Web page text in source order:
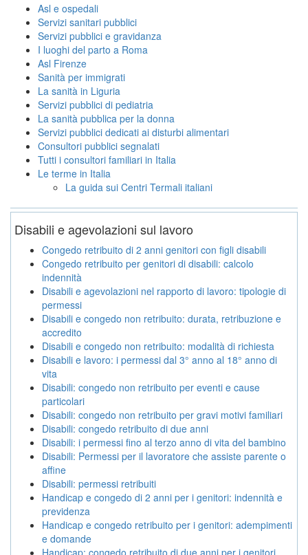
Asl e ospedali
Servizi sanitari pubblici
Servizi pubblici e gravidanza
I luoghi del parto a Roma
Asl Firenze
Sanità per immigrati
La sanità in Liguria
Servizi pubblici di pediatria
La sanità pubblica per la donna
Servizi pubblici dedicati ai disturbi alimentari
Consultori pubblici segnalati
Tutti i consultori familiari in Italia
Le terme in Italia
La guida sui Centri Termali italiani
Disabili e agevolazioni sul lavoro
Congedo retribuito di 2 anni genitori con figli disabili
Congedo retribuito per genitori di disabili: calcolo
indennità
Disabili e agevolazioni nel rapporto di lavoro: tipologie di
permessi
Disabili e congedo non retribuito: durata, retribuzione e
accredito
Disabili e congedo non retribuito: modalità di richiesta
Disabili e lavoro: i permessi dal 3° anno al 18° anno di
vita
Disabili: congedo non retribuito per eventi e cause
particolari
Disabili: congedo non retribuito per gravi motivi familiari
Disabili: congedo retribuito di due anni
Disabili: i permessi fino al terzo anno di vita del bambino
Disabili: Permessi per il lavoratore che assiste parente o
affine
Disabili: permessi retribuiti
Handicap e congedo di 2 anni per i genitori: indennità e
previdenza
Handicap e congedo retribuito per i genitori: adempimenti
e domande
Handicap: congedo retribuito di due anni per i genitori